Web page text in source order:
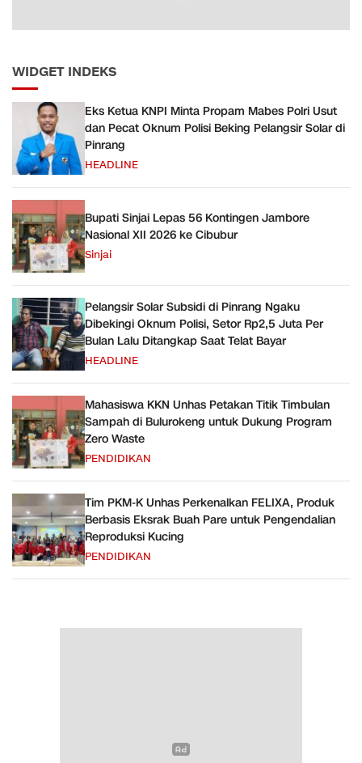
WIDGET INDEKS
Eks Ketua KNPI Minta Propam Mabes Polri Usut
dan Pecat Oknum Polisi Beking Pelangsir Solar di
Pinrang
HEADLINE
Bupati Sinjai Lepas 56 Kontingen Jambore
Nasional XII 2026 ke Cibubur
Sinjai
Pelangsir Solar Subsidi di Pinrang Ngaku
Dibekingi Oknum Polisi, Setor Rp2,5 Juta Per
Bulan Lalu Ditangkap Saat Telat Bayar
HEADLINE
Mahasiswa KKN Unhas Petakan Titik Timbulan
Sampah di Bulurokeng untuk Dukung Program
Zero Waste
PENDIDIKAN
Tim PKM-K Unhas Perkenalkan FELIXA, Produk
Berbasis Eksrak Buah Pare untuk Pengendalian
Reproduksi Kucing
PENDIDIKAN